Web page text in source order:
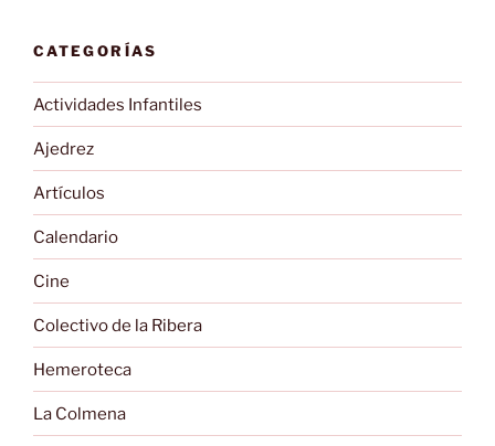
CATEGORÍAS
Actividades Infantiles
Ajedrez
Artículos
Calendario
Cine
Colectivo de la Ribera
Hemeroteca
La Colmena